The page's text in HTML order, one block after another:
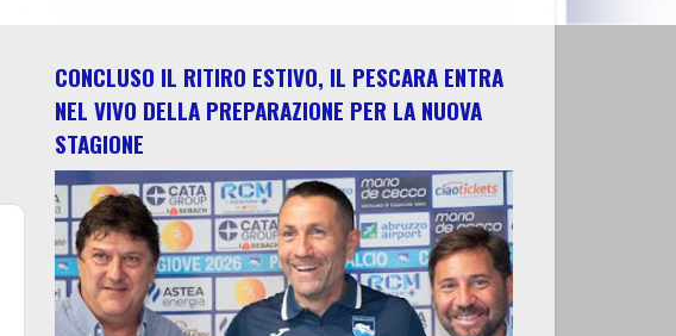
CONCLUSO IL RITIRO ESTIVO, IL PESCARA ENTRA
NEL VIVO DELLA PREPARAZIONE PER LA NUOVA
STAGIONE